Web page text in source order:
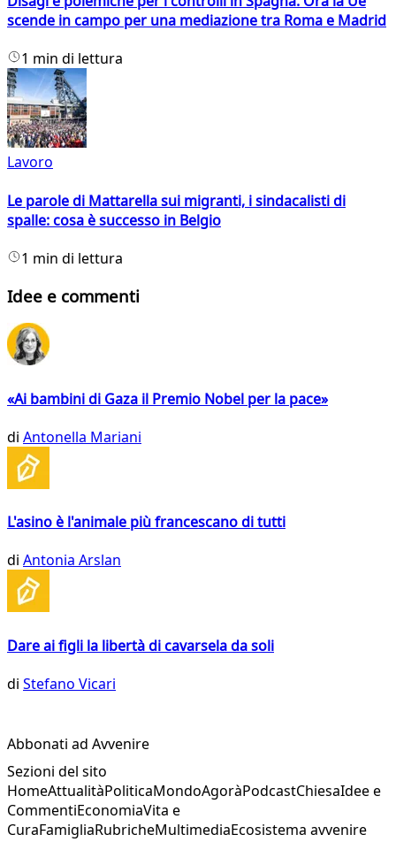
scende in campo per una mediazione tra Roma e Madrid
1 min di lettura
Lavoro
Le parole di Mattarella sui migranti, i sindacalisti di
spalle: cosa è successo in Belgio
1 min di lettura
Idee e commenti
«Ai bambini di Gaza il Premio Nobel per la pace»
di Antonella Mariani
L'asino è l'animale più francescano di tutti
di Antonia Arslan
Dare ai figli la libertà di cavarsela da soli
di Stefano Vicari
Abbonati ad Avvenire
Sezioni del sito
HomeAttualitàPoliticaMondoAgoràPodcastChiesaIdee e
CommentiEconomiaVita e
CuraFamigliaRubricheMultimediaEcosistema avvenire